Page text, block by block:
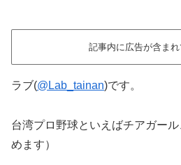
記事内に広告が含まれ
ラブ(@Lab_tainan)です。
台湾プロ野球といえばチアガー
めます）